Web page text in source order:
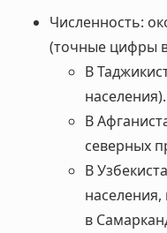
Численность:
(точные цифры
В
населения).
В
северных
В
в